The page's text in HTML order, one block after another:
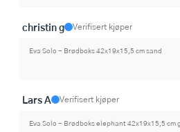
christin g Verifisert kjøper
Eva Solo - Brødboks 42x19x15,5 cm sand
Lars A Verifisert kjøper
Eva Solo - Brødboks elephant 42x19x15,5 cm